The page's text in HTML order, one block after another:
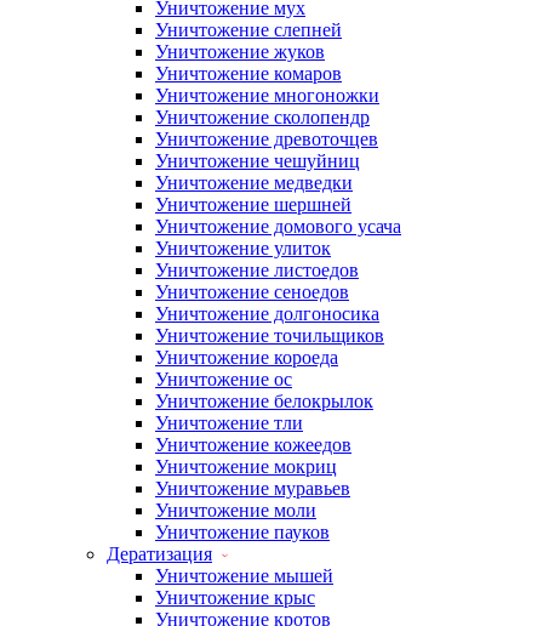
Уничтожение мух
Уничтожение слепней
Уничтожение жуков
Уничтожение комаров
Уничтожение многоножки
Уничтожение сколопендр
Уничтожение древоточцев
Уничтожение чешуйниц
Уничтожение медведки
Уничтожение шершней
Уничтожение домового усача
Уничтожение улиток
Уничтожение листоедов
Уничтожение сеноедов
Уничтожение долгоносика
Уничтожение точильщиков
Уничтожение короеда
Уничтожение ос
Уничтожение белокрылок
Уничтожение тли
Уничтожение кожеедов
Уничтожение мокриц
Уничтожение муравьев
Уничтожение моли
Уничтожение пауков
Дератизация
Уничтожение мышей
Уничтожение крыс
Уничтожение кротов